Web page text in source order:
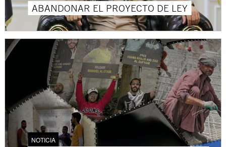
ABANDONAR EL PROYECTO DE LEY
NOTICIA